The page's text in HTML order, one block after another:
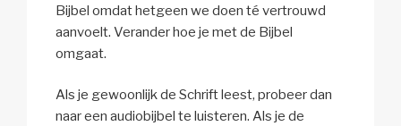
Bijbel omdat hetgeen we doen té vertrouwd
aanvoelt. Verander hoe je met de Bijbel
omgaat.
Als je gewoonlijk de Schrift leest, probeer dan
naar een audiobijbel te luisteren. Als je de